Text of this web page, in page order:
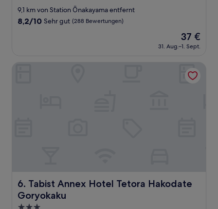
Sterne-
Unterkunft
9,1 km von Station Ōnakayama entfernt
8.2
(288
8,2/10 Sehr gut (288 Bewertungen)
Der
Preis
beträgt
37 €
31. Aug.–1. Sept.
6. Tabist Annex Hotel Tetora Hakodate
Goryokaku
Tabist Annex Hotel Tetora Hakodate Goryokaku